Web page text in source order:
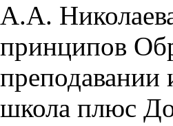
А.А.
принципов
преподавании
школа плюс